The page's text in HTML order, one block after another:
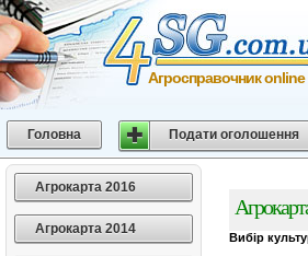
Агросправочник online
Головна Подати оголошення
Агрокарта 2016
Агрокарта 2014
Вибір